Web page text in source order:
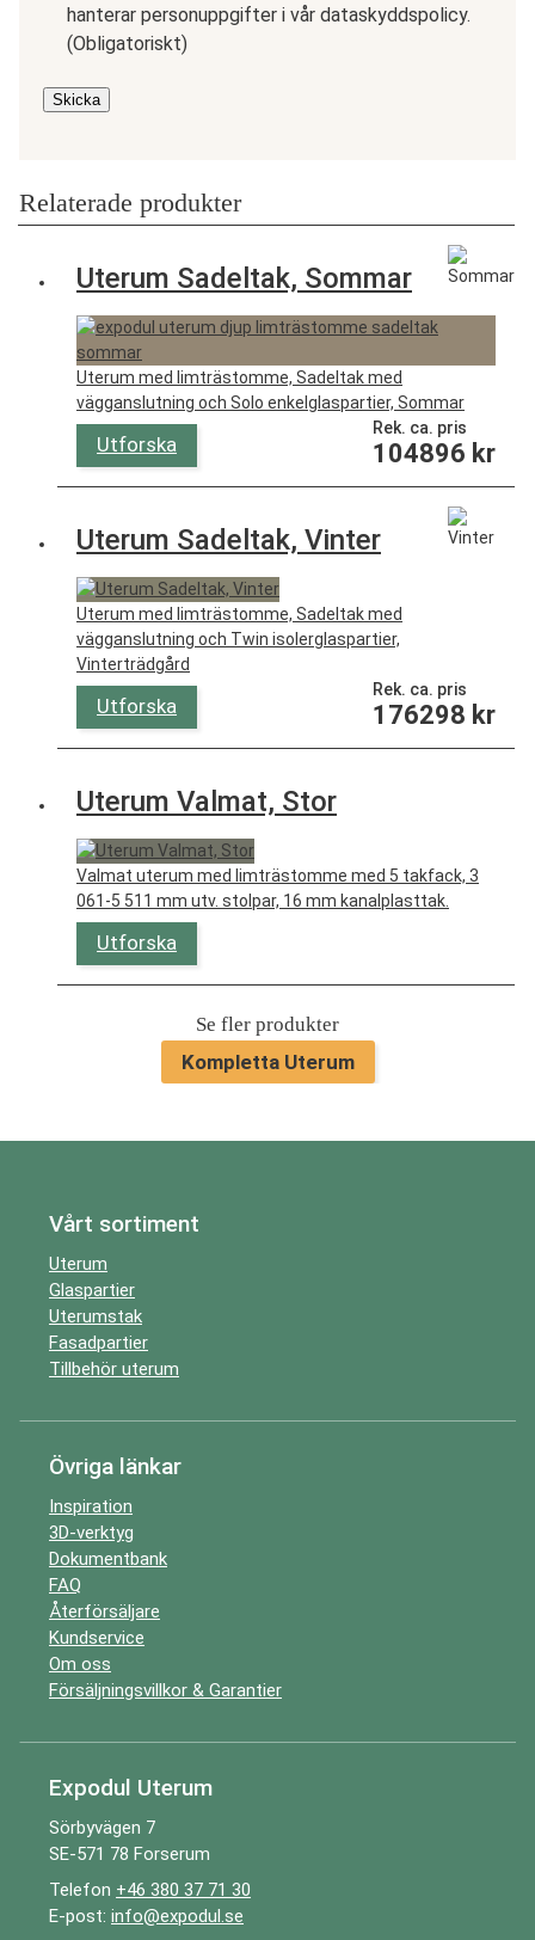
hanterar personuppgifter i vår dataskyddspolicy.
(Obligatoriskt)
Skicka
Relaterade produkter
Uterum Sadeltak, Sommar
Uterum med limträstomme, Sadeltak med
vägganslutning och Solo enkelglaspartier, Sommar
Utforska
Rek. ca. pris
104896 kr
Uterum Sadeltak, Vinter
Uterum med limträstomme, Sadeltak med
vägganslutning och Twin isolerglaspartier,
Vinterträdgård
Utforska
Rek. ca. pris
176298 kr
Uterum Valmat, Stor
Valmat uterum med limträstomme med 5 takfack, 3
061-5 511 mm utv. stolpar, 16 mm kanalplasttak.
Utforska
Se fler produkter
Kompletta Uterum
Vårt sortiment
Uterum
Glaspartier
Uterumstak
Fasadpartier
Tillbehör uterum
Övriga länkar
Inspiration
3D-verktyg
Dokumentbank
FAQ
Återförsäljare
Kundservice
Om oss
Försäljningsvillkor & Garantier
Expodul Uterum
Sörbyvägen 7
SE-571 78 Forserum
Telefon +46 380 37 71 30
E-post: info@expodul.se